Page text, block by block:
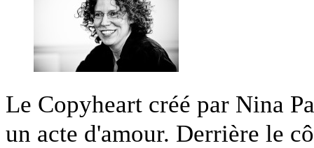
Le Copyheart créé par Nina
un acte d'amour. Derrière le